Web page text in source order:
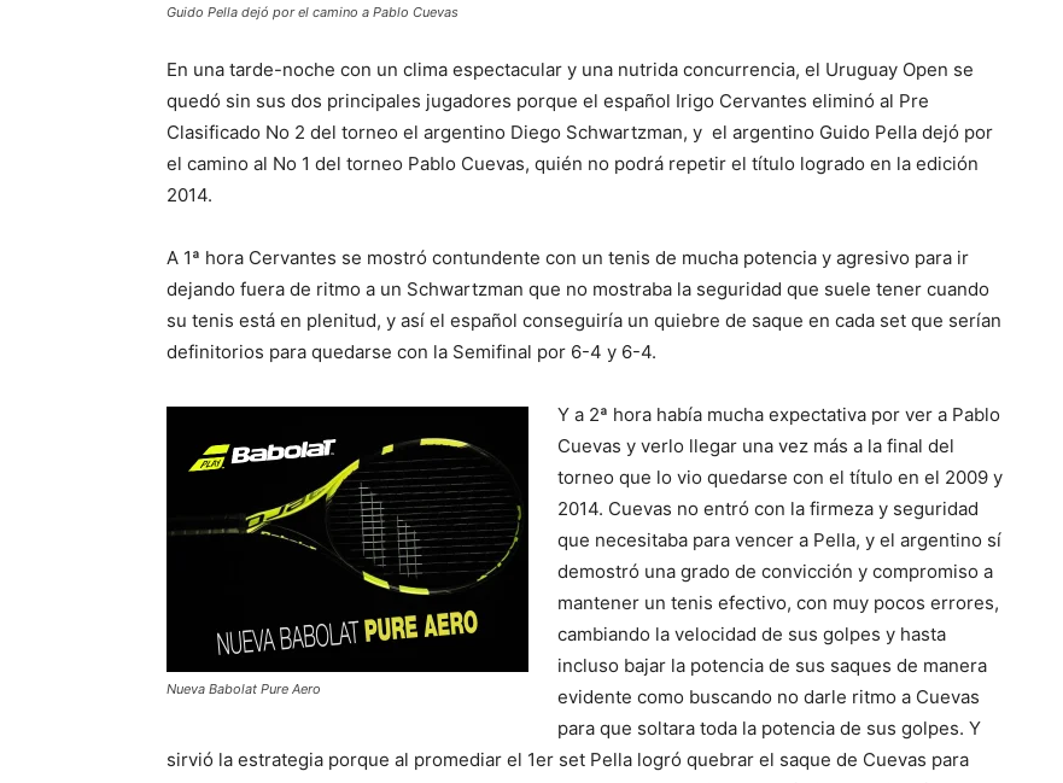
Guido Pella dejó por el camino a Pablo Cuevas
En una tarde-noche con un clima espectacular y una nutrida concurrencia, el Uruguay Open se
quedó sin sus dos principales jugadores porque el español Irigo Cervantes eliminó al Pre
Clasificado No 2 del torneo el argentino Diego Schwartzman, y el argentino Guido Pella dejó por
el camino al No 1 del torneo Pablo Cuevas, quién no podrá repetir el título logrado en la edición
2014.
A 1ª hora Cervantes se mostró contundente con un tenis de mucha potencia y agresivo para ir
dejando fuera de ritmo a un Schwartzman que no mostraba la seguridad que suele tener cuando
su tenis está en plenitud, y así el español conseguiría un quiebre de saque en cada set que serían
definitorios para quedarse con la Semifinal por 6-4 y 6-4.
Nueva Babolat Pure Aero
Y a 2ª hora había mucha expectativa por ver a Pablo
Cuevas y verlo llegar una vez más a la final del
torneo que lo vio quedarse con el título en el 2009 y
2014. Cuevas no entró con la firmeza y seguridad
que necesitaba para vencer a Pella, y el argentino sí
demostró una grado de convicción y compromiso a
mantener un tenis efectivo, con muy pocos errores,
cambiando la velocidad de sus golpes y hasta
incluso bajar la potencia de sus saques de manera
evidente como buscando no darle ritmo a Cuevas
para que soltara toda la potencia de sus golpes. Y
sirvió la estrategia porque al promediar el 1er set Pella logró quebrar el saque de Cuevas para